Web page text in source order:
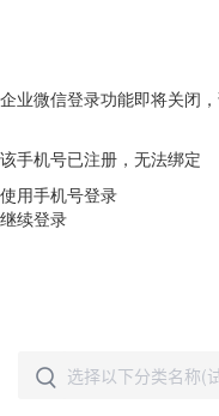
企业微信登录功能即将关闭
该手机号已注册，无法绑定
使用手机号登录
继续登录